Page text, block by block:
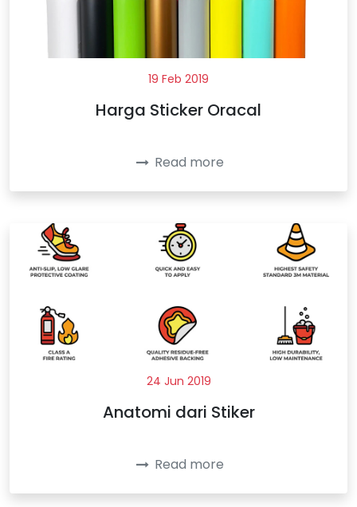
19 Feb 2019
Harga Sticker Oracal
Read more
24 Jun 2019
Anatomi dari Stiker
Read more